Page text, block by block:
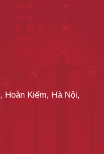
Hoàn Kiếm, Hà Nội,